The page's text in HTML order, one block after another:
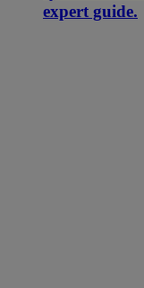
expert guide.